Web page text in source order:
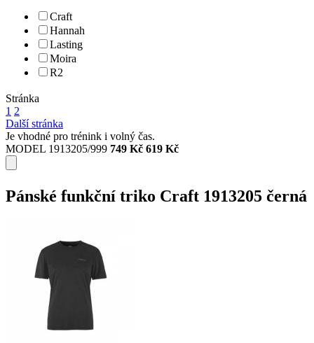
Craft
Hannah
Lasting
Moira
R2
Stránka
1 2
Další stránka
Je vhodné pro trénink i volný čas.
MODEL 1913205/999 749 Kč 619 Kč
Pánské funkční triko Craft 1913205 černá